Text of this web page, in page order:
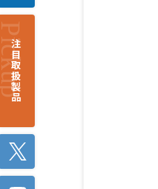
注目取扱製品